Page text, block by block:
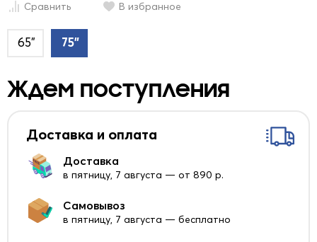
Сравнить В избранное
65" 75"
Ждем поступления
Доставка и оплата
Доставка
в пятницу, 7 августа — от 890 р.
Самовывоз
в пятницу, 7 августа — бесплатно